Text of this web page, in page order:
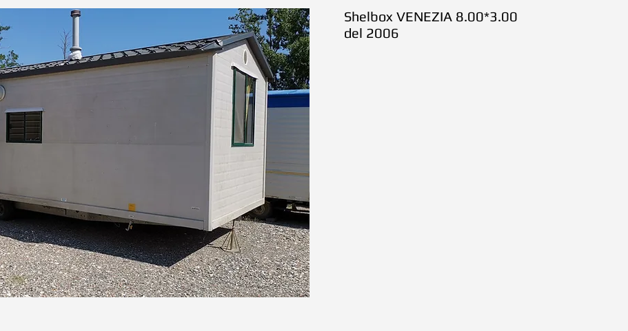
Shelbox VENEZIA 8.00*3.00
del 2006